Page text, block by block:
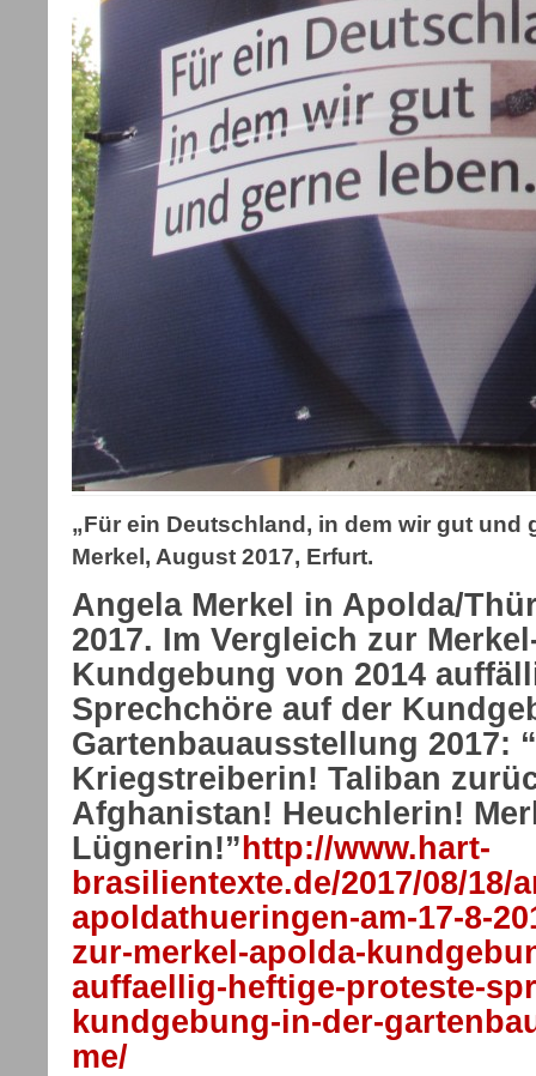
„Für ein Deutschland, in dem wir gut und
Merkel, August 2017, Erfurt.
Angela Merkel in Apolda/
2017. Im Vergleich zur
Kundgebung von 2014
Sprechchöre auf der
Gartenbauausstellung 2017:
Kriegstreiberin! Taliban
Afghanistan! Heuchlerin!
Lügnerin!” http://www.hart-
brasilientexte.de/2017/08/18/
apoldathueringen-am-17-8-
zur-merkel-apolda-
auffaellig-heftige-proteste-
kundgebung-in-der-
me/